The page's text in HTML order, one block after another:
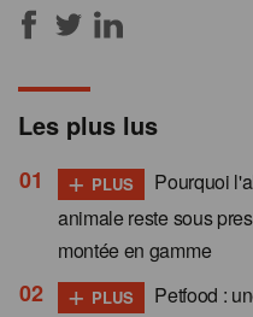
Les plus lus
+ PLUS
Pourquoi
animale reste sous
montée en gamme
+ PLUS
Petfood :